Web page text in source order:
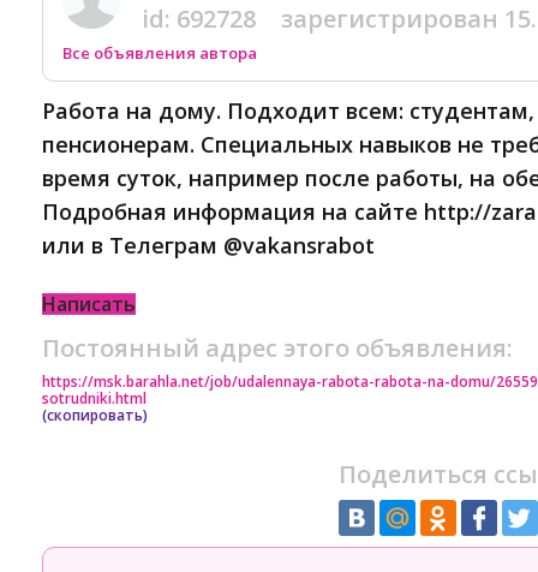
id: 692728 зарегистрирован
Все объявления автора
Работа на дому. Подходит всем:
пенсионерам. Специальных навыков не
время суток, например после работы, на
Подробная информация на сайте http://
или в Телеграм @vakansrabot
Написать
Постоянный адрес этого объявления:
https://msk.barahla.net/job/udalennaya-rabota-rabota-na-domu/
sotrudniki.html
(скопировать)
Поделиться